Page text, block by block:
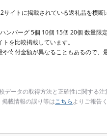
サイトに掲載されている返礼品を横断
ハンバーグ 5個 10個 15個 20個 数量限
を比較掲載しています。
や寄付金額が異なることもあるので、
データの取得方法と正確性に関する注
掲載情報の誤り等はこちらよりご報告